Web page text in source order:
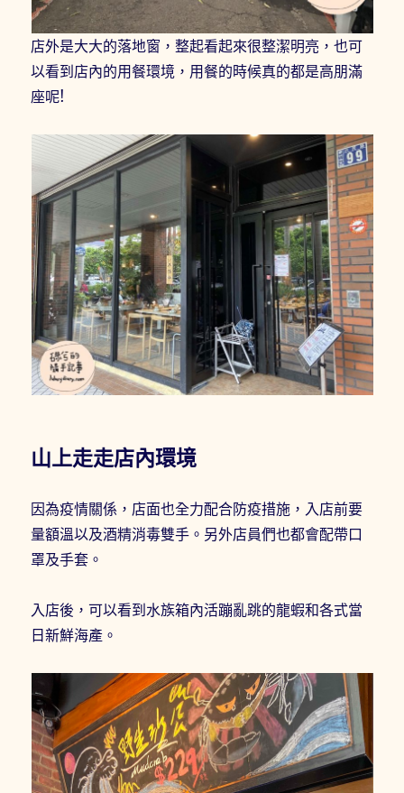
店外是大大的落地窗，整起看起來很整潔明亮，也可
以看到店內的用餐環境，用餐的時候真的都是高朋滿
座呢!
山上走走店內環境
因為疫情關係，店面也全力配合防疫措施，入店前要
量額溫以及酒精消毒雙手。另外店員們也都會配帶口
罩及手套。
入店後，可以看到水族箱內活蹦亂跳的龍蝦和各式當
日新鮮海產。